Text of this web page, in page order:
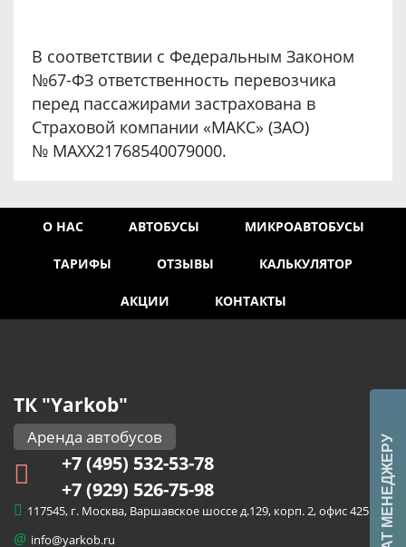
В соответствии с Федеральным Законом
№67-ФЗ ответственность перевозчика
перед пассажирами застрахована в
Страховой компании «МАКС» (ЗАО)
№ MAXX21768540079000.
О НАС АВТОБУСЫ МИКРОАВТОБУСЫ
ТАРИФЫ ОТЗЫВЫ КАЛЬКУЛЯТОР
АКЦИИ КОНТАКТЫ
ТК "Yarkob"
Аренда автобусов
+7 (495) 532-53-78
+7 (929) 526-75-98
117545, г. Москва, Варшавское шоссе д.129, корп. 2, офис 425
@ info@yarkob.ru